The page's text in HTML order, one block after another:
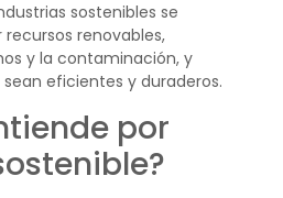
sostenibles se
renovables,
y la contaminación, y
eficientes y duraderos.
por